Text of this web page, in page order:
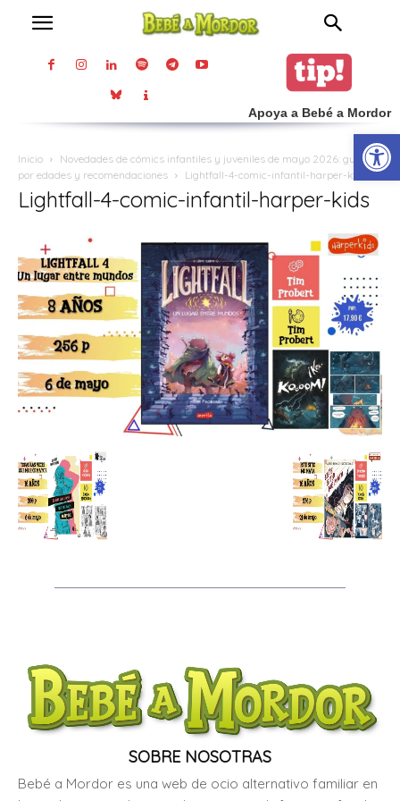
Apoya a Bebé a Mordor
Inicio
Novedades de cómics infantiles y juveniles de mayo 2026: guía
por edades y recomendaciones
Lightfall-4-comic-infantil-harper-kids
Lightfall-4-comic-infantil-harper-kids
SOBRE NOSOTRAS
Bebé a Mordor es una web de ocio alternativo familiar en